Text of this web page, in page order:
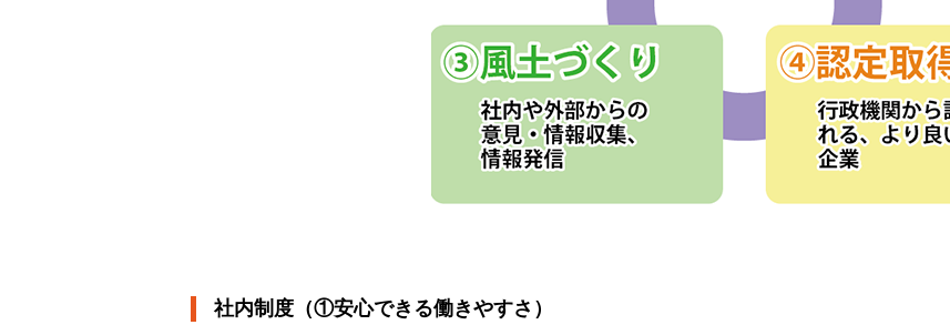
社内制度（①安心できる働きやすさ）